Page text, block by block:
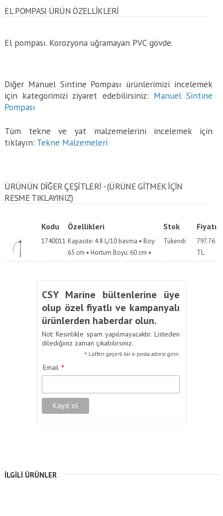
EL POMPASI ÜRÜN ÖZELLİKLERİ
El pompası. Korozyona uğramayan PVC gövde.
Diğer Manuel Sintine Pompası ürünlerimizi incelemek
için kategorimizi ziyaret edebilirsiniz: Manuel Sintine
Pompası
Tüm tekne ve yat malzemelerini incelemek için
tıklayın: Tekne Malzemeleri
ÜRÜNÜN DİĞER ÇEŞİTLERİ - (ÜRÜNE GITMEK IÇIN
RESME TIKLAYINIZ)
Kodu Özellikleri Stok Fiyatı
1740011 Kapasite: 4.8 L/10 basma • Boy:
65 cm • Hortum Boyu: 60 cm •
Tükendi
797.76
TL
CSY Marine bültenlerine üye
olup özel fiyatlı ve kampanyalı
ürünlerden haberdar olun.
Not: Kesinlikle spam yapılmayacaktır. Listeden
dilediğiniz zaman çıkabilirsiniz.
* Lütfen geçerli bir e-posta adresi girin.
Email *
İLGILI ÜRÜNLER